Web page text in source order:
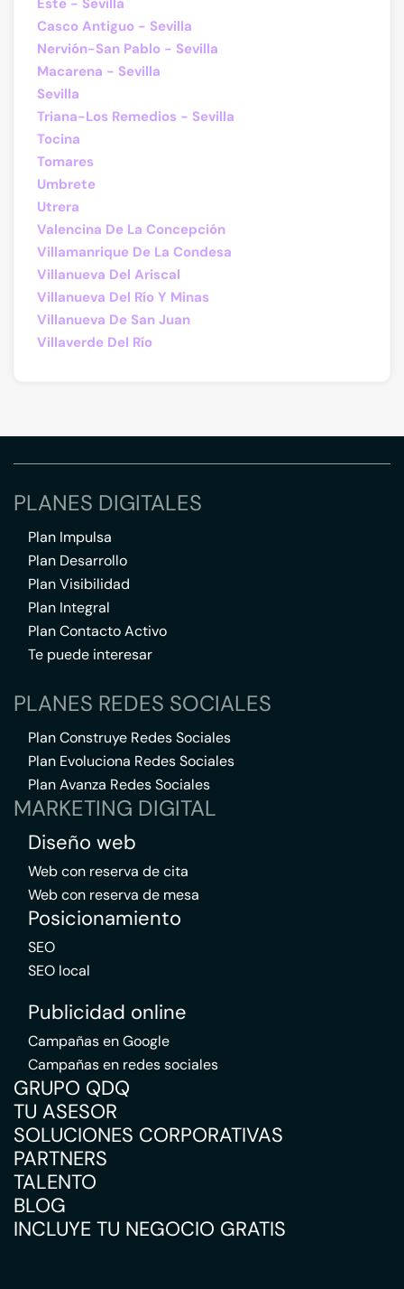
Este - Sevilla
Casco Antiguo - Sevilla
Nervión-San Pablo - Sevilla
Macarena - Sevilla
Sevilla
Triana-Los Remedios - Sevilla
Tocina
Tomares
Umbrete
Utrera
Valencina De La Concepción
Villamanrique De La Condesa
Villanueva Del Ariscal
Villanueva Del Río Y Minas
Villanueva De San Juan
Villaverde Del Río
PLANES DIGITALES
Plan Impulsa
Plan Desarrollo
Plan Visibilidad
Plan Integral
Plan Contacto Activo
Te puede interesar
PLANES REDES SOCIALES
Plan Construye Redes Sociales
Plan Evoluciona Redes Sociales
Plan Avanza Redes Sociales
MARKETING DIGITAL
Diseño web
Web con reserva de cita
Web con reserva de mesa
Posicionamiento
SEO
SEO local
Publicidad online
Campañas en Google
Campañas en redes sociales
GRUPO QDQ
TU ASESOR
SOLUCIONES CORPORATIVAS
PARTNERS
TALENTO
BLOG
INCLUYE TU NEGOCIO GRATIS